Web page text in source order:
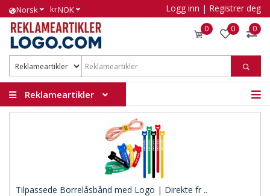
Norsk krNOK Logg inn | Registrer deg
0 0 0
Reklameartikler
Tilpassede Borrelåsbånd med Logo | Direkte fr ..